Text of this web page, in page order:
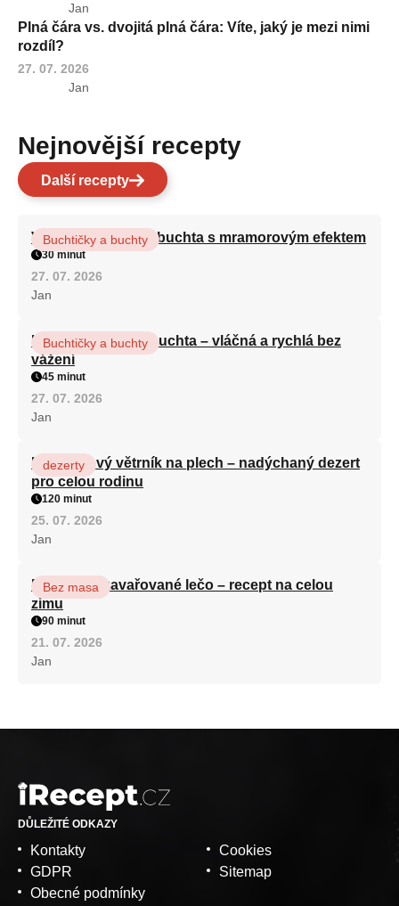
Jan
Plná čára vs. dvojitá plná čára: Víte, jaký je mezi nimi
rozdíl?
27. 07. 2026
Jan
Nejnovější recepty
Další recepty
Vláčná olejová litá buchta s mramorovým efektem
Buchtičky a buchty
30 minut
27. 07. 2026
Jan
Hrnková maková buchta – vláčná a rychlá bez
vážení
Buchtičky a buchty
45 minut
27. 07. 2026
Jan
Karamelový větrník na plech – nadýchaný dezert
pro celou rodinu
dezerty
120 minut
25. 07. 2026
Jan
Babiččino zavařované lečo – recept na celou
zimu
Bez masa
90 minut
21. 07. 2026
Jan
DŮLEŽITÉ ODKAZY
Kontakty
GDPR
Obecné podmínky
Cookies
Sitemap